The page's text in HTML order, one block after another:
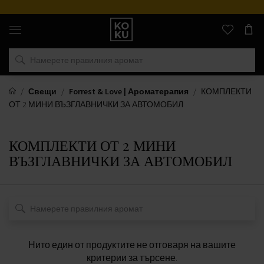
Оригинални
парфюми
часовници
на
място
Свещи
Forrest & Love | Ароматерапия
КОМПЛЕКТИ
ОТ 2 МИНИ ВЪЗГЛАВНИЧКИ ЗА АВТОМОБИЛ
КОМПЛЕКТИ ОТ 2 МИНИ
ВЪЗГЛАВНИЧКИ ЗА АВТОМОБИЛ
Нито един от продуктите не отговаря на вашите
критерии за търсене.